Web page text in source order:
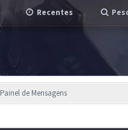
Recentes
Painel de Mensagens